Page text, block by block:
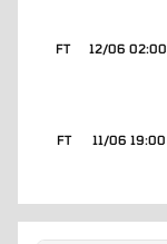
12/06 02:00
FT
11/06 19:00
FT